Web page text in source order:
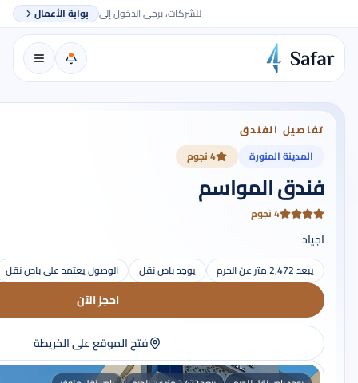
للشركات، يرجى الدخول إلى بوابة الأعمال
تفاصيل الفندق
المدينة المنورة
4 نجوم
فندق المواسم
4 نجوم
اجياد
يبعد 2,472 متر عن الحرم يوجد باص نقل الوصول يعتمد على باص نقل
احجز الآن
فتح الموقع على الخريطة